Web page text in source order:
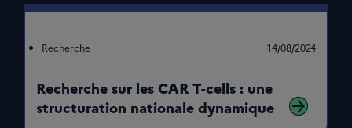
Recherche sur les CAR T-cells : une
structuration nationale dynamique
Recherche 14/08/2024
arrow_forward